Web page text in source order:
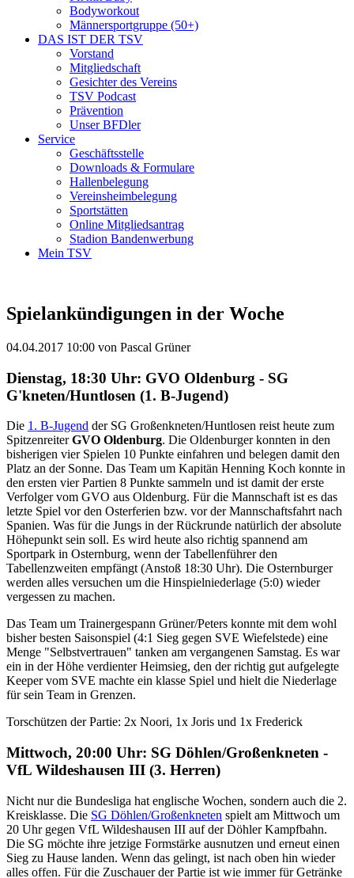
Bodyworkout
Männersportgruppe (50+)
DAS IST DER TSV
Vorstand
Mitgliedschaft
Gesichter des Vereins
TSV Podcast
Prävention
Unser BFDler
Service
Geschäftsstelle
Downloads & Formulare
Hallenbelegung
Vereinsheimbelegung
Sportstätten
Online Mitgliedsantrag
Stadion Bandenwerbung
Mein TSV
Spielankündigungen in der Woche
04.04.2017 10:00 von Pascal Grüner
Dienstag, 18:30 Uhr: GVO Oldenburg - SG
G'kneten/Huntlosen (1. B-Jugend)
Die 1. B-Jugend der SG Großenkneten/Huntlosen reist heute zum
SpitzenreiterGVO Oldenburg. Die Oldenburger konnten in den
bisherigen vier Spielen 10 Punkte einfahren und belegen damit den
Platz an der Sonne. Das Team um Kapitän Henning Koch konnte in
den ersten vier Partien 8 Punkte sammeln und ist damit der erste
Verfolger vom GVO aus Oldenburg. Für die Mannschaft ist es das
letzte Spiel vor den Osterferien bzw. vor der Mannschaftsfahrt nach
Spanien. Was für die Jungs in der Rückrunde natürlich der absolute
Höhepunkt sein soll. Es wird heute also richtig spannend am
Sportpark in Osternburg, wenn der Tabellenführer den
Tabellenzweiten empfängt (Anstoß 18:30 Uhr). Die Osternburger
werden alles versuchen um die Hinspielniederlage (5:0) wieder
vergessen zu machen.
Das Team um Trainergespann Grüner/Peters konnte mit dem wohl
bisher besten Saisonspiel (4:1 Sieg gegen SVE Wiefelstede) eine
Menge "Selbstvertrauen" tanken am vergangenen Samstag. Es war
ein in der Höhe verdienter Heimsieg, den der richtig gut aufgelegte
Keeper vom SVE machte ein klasse Spiel und hielt die Niederlage
für sein Team in Grenzen.
Torschützen der Partie: 2x Noori, 1x Joris und 1x Frederick
Mittwoch, 20:00 Uhr: SG Döhlen/Großenkneten -
VfL Wildeshausen III (3. Herren)
Nicht nur die Bundesliga hat englische Wochen, sondern auch die 2.
Kreisklasse. Die SG Döhlen/Großenkneten spielt am Mittwoch um
20 Uhr gegen VfL Wildeshausen III auf der Döhler Kampfbahn.
Die SG möchte ihre jetzige Formstärke ausnutzen und erneut einen
Sieg zu Hause landen. Wenn das gelingt, ist nach oben hin wieder
alles offen. Für die Zuschauer der Partie ist wie immer für Getränke